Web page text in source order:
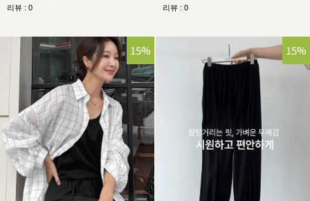
리뷰 : 0 리뷰 : 0
15% 15%